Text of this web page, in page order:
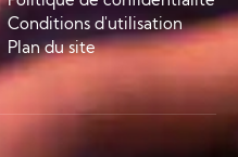
Conditions d'utilisation
Plan du site